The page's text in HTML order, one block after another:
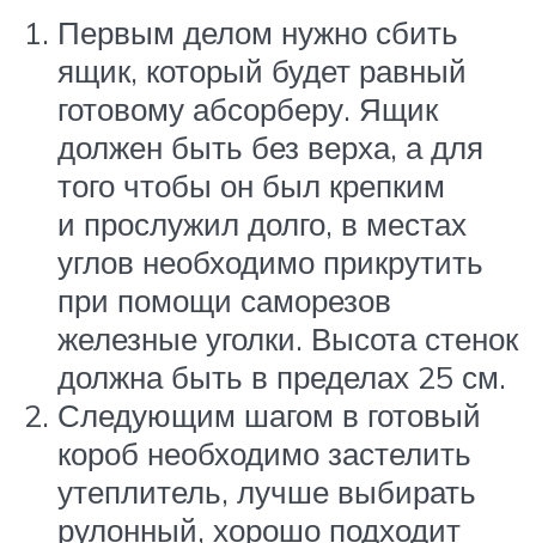
Первым делом нужно сбить
ящик, который будет равный
готовому абсорберу. Ящик
должен быть без верха, а для
того чтобы он был крепким
и прослужил долго, в местах
углов необходимо прикрутить
при помощи саморезов
железные уголки. Высота стенок
должна быть в пределах 25 см.
Следующим шагом в готовый
короб необходимо застелить
утеплитель, лучше выбирать
рулонный, хорошо подходит